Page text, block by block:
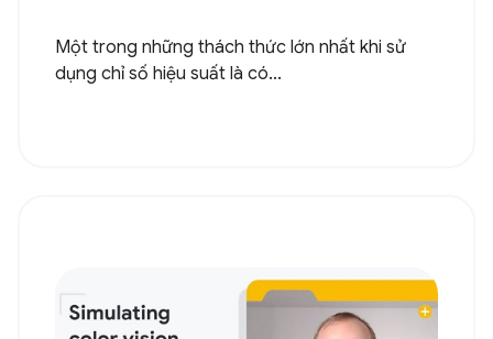
Một trong những thách thức lớn nhất khi sử
dụng chỉ số hiệu suất là có...